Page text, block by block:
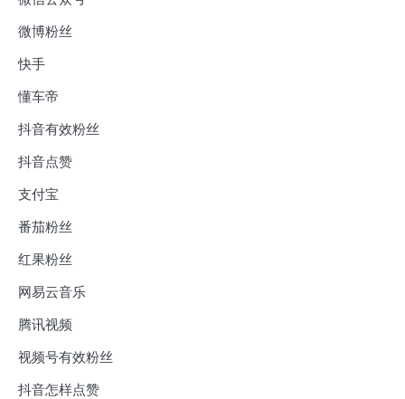
微博粉丝
快手
懂车帝
抖音有效粉丝
抖音点赞
支付宝
番茄粉丝
红果粉丝
网易云音乐
腾讯视频
视频号有效粉丝
抖音怎样点赞